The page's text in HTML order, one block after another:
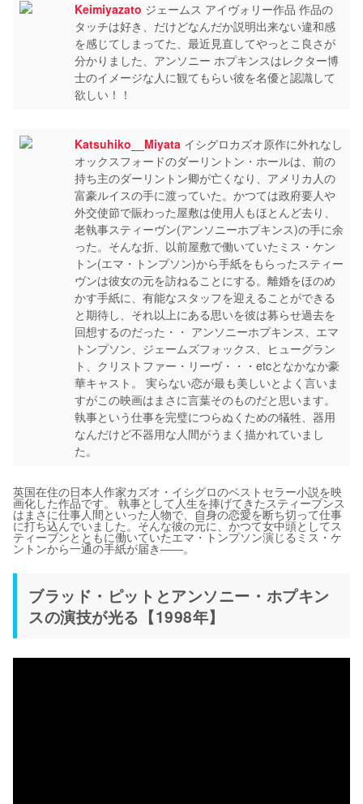
Keimiyazato ジェームス アイヴォリー作品 作品の
タッチは好き、だけどなんだか説明出来ない違和感
を感じてしまってた、最近見直してやっとこ良さが
分かりました、アンソニー ホプキンスはレクター博
士のイメージな人に観てもらい彼を名優と認識して
欲しい！！
Katsuhiko__Miyata イシグロカズオ原作に外れなし
オックスフォードのダーリントン・ホールは、前の
持ち主のダーリントン卿が亡くなり、アメリカ人の
富豪ルイスの手に渡っていた。かつては政府要人や
外交使節で賑わった屋敷は使用人もほとんど去り、
老執事スティーヴン(アンソニーホプキンス)の手に余
った。そんな折、以前屋敷で働いていたミス・ケン
トン(エマ・トンプソン)から手紙をもらったスティー
ヴンは彼女の元を訪ねることにする。離婚をほのめ
かす手紙に、有能なスタッフを迎えることができる
と期待し、それ以上にある思いを彼は募らせ過去を
回想するのだった・・ アンソニーホプキンス、エマ
トンプソン、ジェームズフォックス、ヒューグラン
ト、クリストファー・リーヴ・・・etcとなかなか豪
華キャスト。 実らない恋が最も美しいとよく言いま
すがこの映画はまさに言葉そのものだと思います。
執事という仕事を完璧につらぬくための犠牲、器用
なんだけど不器用な人間がうまく描かれていまし
た。
英国在住の日本人作家カズオ・イシグロのベストセラー小説を映
画化した作品です。 執事として人生を捧げてきたスティーブンス
はまさに仕事人間といった人物で、自身の恋愛を断ち切って仕事
に打ち込んでいました。そんな彼の元に、かつて女中頭としてス
ティーブンとともに働いていたエマ・トンプソン演じるミス・ケ
ントンから一通の手紙が届き――。
ブラッド・ピットとアンソニー・ホプキン
スの演技が光る【1998年】